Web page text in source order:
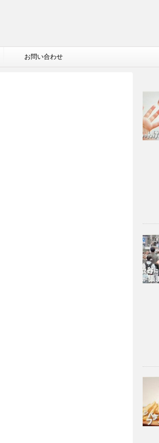
お問い合わせ